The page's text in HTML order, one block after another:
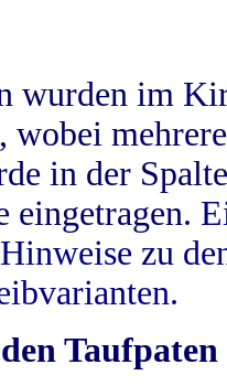
wurden im
wobei
in der
eingetragen.
zu
Taufpaten